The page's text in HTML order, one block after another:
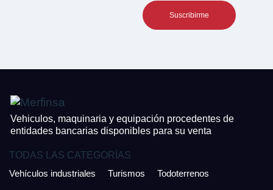
Vehiculos, maquinaria y equipación procedentes de
entidades bancarias disponibles para su venta
TODAS LAS CATEGORÍAS
Vehículos industriales
Turismos Todoterrenos